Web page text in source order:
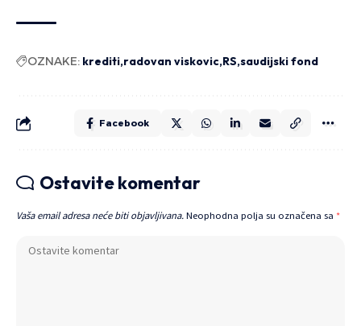
OZNAKE: krediti radovan viskovic RS saudijski fond
Facebook
Ostavite komentar
Vaša email adresa neće biti objavljivana. Neophodna polja su označena sa *